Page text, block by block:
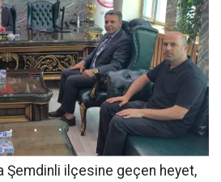
Şemdinli ilçesine geçen heyet,